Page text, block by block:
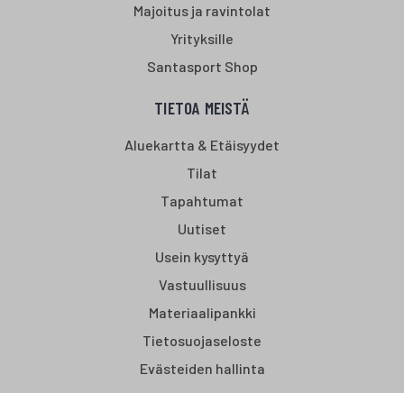
Majoitus ja ravintolat
Yrityksille
Santasport Shop
TIETOA MEISTÄ
Aluekartta & Etäisyydet
Tilat
Tapahtumat
Uutiset
Usein kysyttyä
Vastuullisuus
Materiaalipankki
Tietosuojaseloste
Evästeiden hallinta